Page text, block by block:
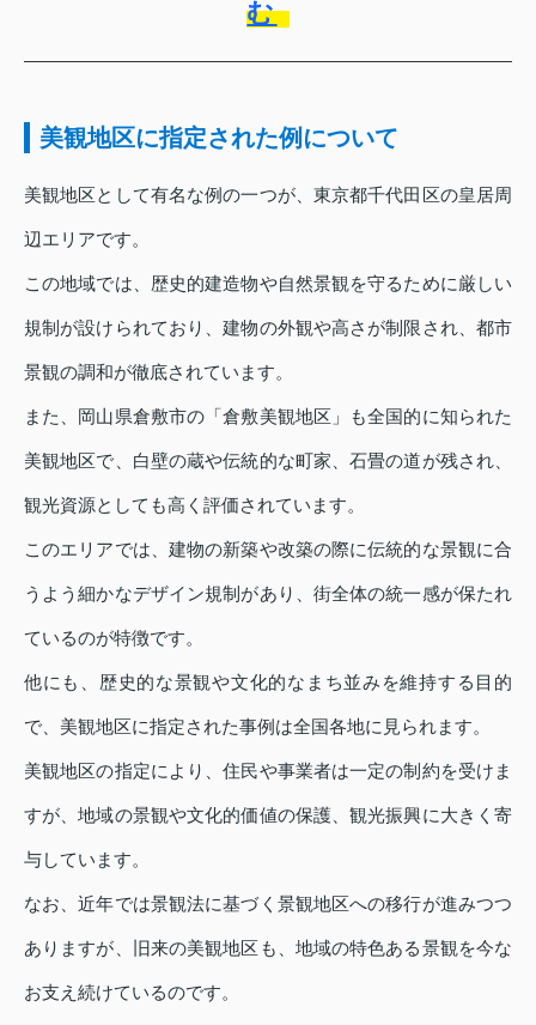
む
美観地区に指定された例について
美観地区として有名な例の一つが、東京都千代田区の皇居周
辺エリアです。
この地域では、歴史的建造物や自然景観を守るために厳しい
規制が設けられており、建物の外観や高さが制限され、都市
景観の調和が徹底されています。
また、岡山県倉敷市の「倉敷美観地区」も全国的に知られた
美観地区で、白壁の蔵や伝統的な町家、石畳の道が残され、
観光資源としても高く評価されています。
このエリアでは、建物の新築や改築の際に伝統的な景観に合
うよう細かなデザイン規制があり、街全体の統一感が保たれ
ているのが特徴です。
他にも、歴史的な景観や文化的なまち並みを維持する目的
で、美観地区に指定された事例は全国各地に見られます。
美観地区の指定により、住民や事業者は一定の制約を受けま
すが、地域の景観や文化的価値の保護、観光振興に大きく寄
与しています。
なお、近年では景観法に基づく景観地区への移行が進みつつ
ありますが、旧来の美観地区も、地域の特色ある景観を今な
お支え続けているのです。